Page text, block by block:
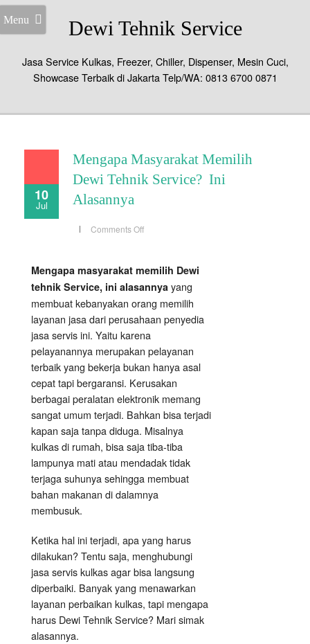
Menu Dewi Tehnik Service
Jasa Service Kulkas, Freezer, Chiller, Dispenser, Mesin Cuci,
Showcase Terbaik di Jakarta Telp/WA: 0813 6700 0871
10
Jul
Mengapa Masyarakat Memilih
Dewi Tehnik Service? Ini
Alasannya
Comments Offon
Tehnik
Service?
Ini
Alasannya
Mengapa masyarakat memilih Dewi
tehnik Service, ini alasannya yang
membuat kebanyakan orang memilih
layanan jasa dari perusahaan penyedia
jasa servis ini. Yaitu karena
pelayanannya merupakan pelayanan
terbaik yang bekerja bukan hanya asal
cepat tapi bergaransi. Kerusakan
berbagai peralatan elektronik memang
sangat umum terjadi. Bahkan bisa terjadi
kapan saja tanpa diduga. Misalnya
kulkas di rumah, bisa saja tiba-tiba
lampunya mati atau mendadak tidak
terjaga suhunya sehingga membuat
bahan makanan di dalamnya
membusuk.
Ketika hal ini terjadi, apa yang harus
dilakukan? Tentu saja, menghubungi
jasa servis kulkas agar bisa langsung
diperbaiki. Banyak yang menawarkan
layanan perbaikan kulkas, tapi mengapa
harus Dewi Tehnik Service? Mari simak
alasannya.